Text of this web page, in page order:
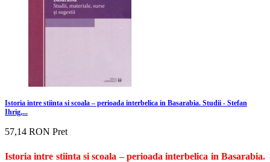
Istoria intre stiinta si scoala – perioada interbelica in Basarabia. Studii - Stefan
Ihrig,...
57,14 RON Pret
Istoria intre stiinta si scoala – perioada interbelica in Basarabia.